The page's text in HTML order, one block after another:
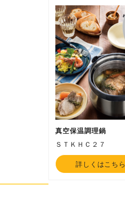
真空保温調理鍋
ＳＴＫＨＣ２７
詳しくはこちら